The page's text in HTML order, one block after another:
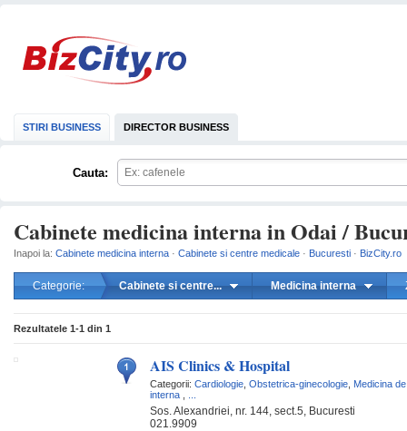
STIRI BUSINESS DIRECTOR BUSINESS
Cauta:
Cabinete medicina interna in Odai /
Inapoi la: Cabinete medicina interna · Cabinete si centre medicale · Bucuresti · BizCity.ro
Categorie: Cabinete si centre... Medicina interna
Rezultatele 1-1 din 1
AIS Clinics & Hospital
Categorii: Cardiologie Obstetrica-ginecologie Medicina
interna
Sos. Alexandriei, nr. 144, sect.5, Bucuresti
021.9909